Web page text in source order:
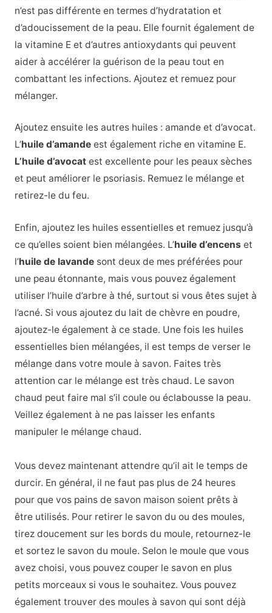
n’est pas différente en termes d’hydratation et
d’adoucissement de la peau. Elle fournit également de
la vitamine E et d’autres antioxydants qui peuvent
aider à accélérer la guérison de la peau tout en
combattant les infections. Ajoutez et remuez pour
mélanger.
Ajoutez ensuite les autres huiles : amande et d’avocat.
L’huile d’amandeest également riche en vitamine E.
L’huile d’avocatest excellente pour les peaux sèches
et peut améliorer le psoriasis. Remuez le mélange et
retirez-le du feu.
Enfin, ajoutez les huiles essentielles et remuez jusqu’à
ce qu’elles soient bien mélangées. L’huile d’encens et
l’huile de lavandesont deux de mes préférées pour
une peau étonnante, mais vous pouvez également
utiliser l’huile d’arbre à thé, surtout si vous êtes sujet à
l’acné. Si vous ajoutez du lait de chèvre en poudre,
ajoutez-le également à ce stade. Une fois les huiles
essentielles bien mélangées, il est temps de verser le
mélange dans votre moule à savon. Faites très
attention car le mélange est très chaud. Le savon
chaud peut faire mal s’il coule ou éclabousse la peau.
Veillez également à ne pas laisser les enfants
manipuler le mélange chaud.
Vous devez maintenant attendre qu’il ait le temps de
durcir. En général, il ne faut pas plus de 24 heures
pour que vos pains de savon maison soient prêts à
être utilisés. Pour retirer le savon du ou des moules,
tirez doucement sur les bords du moule, retournez-le
et sortez le savon du moule. Selon le moule que vous
avez choisi, vous pouvez couper le savon en plus
petits morceaux si vous le souhaitez. Vous pouvez
également trouver des moules à savon qui sont déjà